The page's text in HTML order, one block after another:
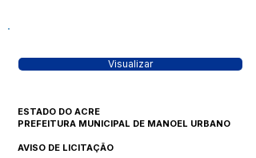
Visualizar
ESTADO DO ACRE
PREFEITURA MUNICIPAL DE MANOEL URBANO
AVISO DE LICITAÇÃO